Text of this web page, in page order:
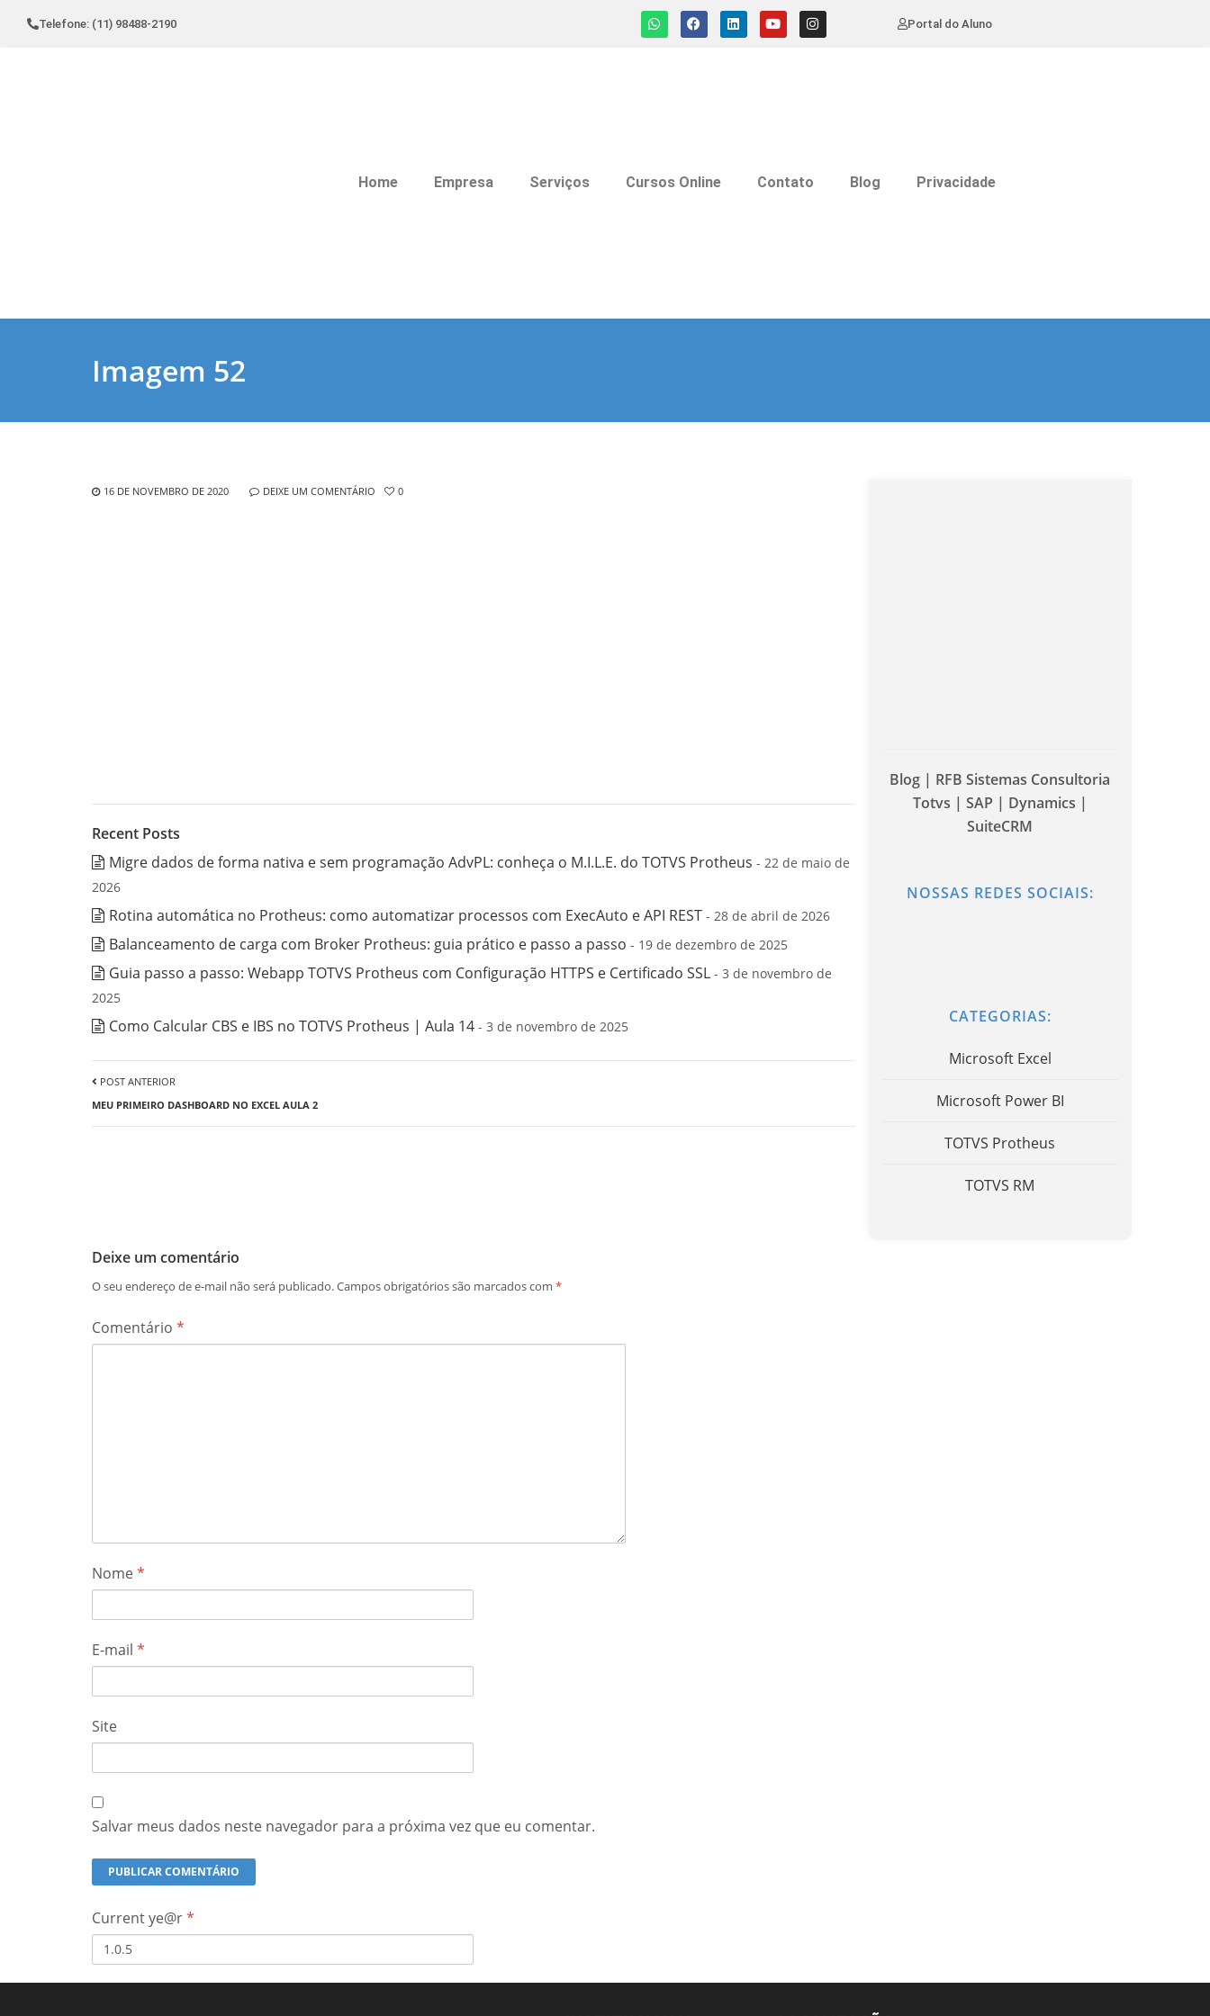
Telefone: (11) 98488-2190 Portal do Aluno
Home Empresa Serviços Cursos Online Contato Blog Privacidade
Imagem 52
16 DE NOVEMBRO DE 2020 DEIXE UM COMENTÁRIO 0
Recent Posts
Migre dados de forma nativa e sem programação AdvPL: conheça o M.I.L.E. do TOTVS Protheus - 22 de maio de
2026
Rotina automática no Protheus: como automatizar processos com ExecAuto e API REST - 28 de abril de 2026
Balanceamento de carga com Broker Protheus: guia prático e passo a passo - 19 de dezembro de 2025
Guia passo a passo: Webapp TOTVS Protheus com Configuração HTTPS e Certificado SSL - 3 de novembro de
2025
Como Calcular CBS e IBS no TOTVS Protheus | Aula 14 - 3 de novembro de 2025
POST ANTERIOR
MEU PRIMEIRO DASHBOARD NO EXCEL AULA 2
Deixe um comentário
O seu endereço de e-mail não será publicado.Campos obrigatórios são marcados com *
Comentário *
Nome*
E-mail *
Site
Salvar meus dados neste navegador para a próxima vez que eu comentar.
Current ye@r*
Blog | RFB Sistemas Consultoria
Totvs | SAP | Dynamics |
SuiteCRM
NOSSAS REDES SOCIAIS:
CATEGORIAS:
Microsoft Excel
Microsoft Power BI
TOTVS Protheus
TOTVS RM